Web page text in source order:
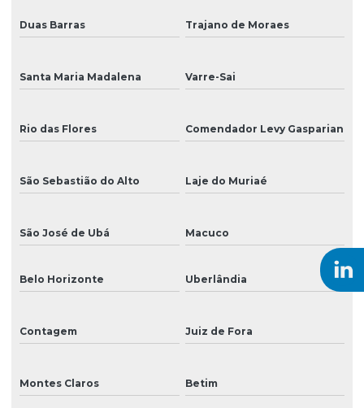
Tinta para impressão em adesivos
Tinta para impressão digital
Tinta para impressão em grandes formatos
Tinta para impressão de placas externas
Tinta para impressão de rótulos adesivos
Tinta para impressão em vinil
Tinta para plotter
Duas Barras Trajano de Moraes
Santa Maria Madalena Varre-Sai
Rio das Flores Comendador Levy Gasparian
São Sebastião do Alto Laje do Muriaé
São José de Ubá Macuco
Belo Horizonte Uberlândia
Contagem Juiz de Fora
Montes Claros Betim